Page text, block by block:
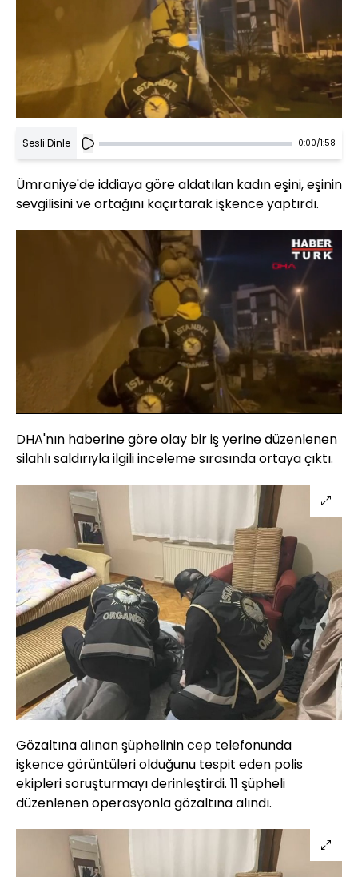
Sesli Dinle 0:00/1:58
Ümraniye'de iddiaya göre aldatılan kadın eşini, eşinin
sevgilisini ve ortağını kaçırtarak işkence yaptırdı.
Sesi
Aç
Yüklendi
54.11%
Hızı
DHA'nın haberine göre olay bir iş yerine düzenlenen
silahlı saldırıyla ilgili inceleme sırasında ortaya çıktı.
Gözaltına alınan şüphelinin cep telefonunda
işkence görüntüleri olduğunu tespit eden polis
ekipleri soruşturmayı derinleştirdi. 11 şüpheli
düzenlenen operasyonla gözaltına alındı.